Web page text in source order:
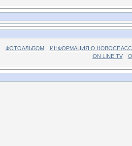
ФОТОАЛЬБОМ
ИНФОРМАЦИЯ О
ON LINE TV